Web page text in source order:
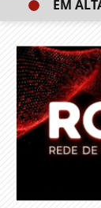
PRÊMIO DE
EM